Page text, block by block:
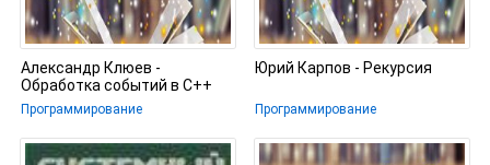
Александр Клюев -
Обработка событий в С++
Программирование
Юрий Карпов - Рекурсия
Программирование